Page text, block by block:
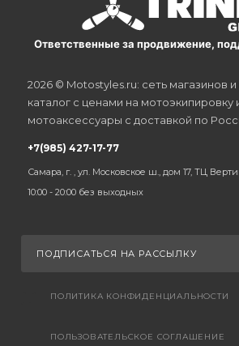
Ответственные за продвижение,
2026 © Motostyles.ru: сеть магазинов
каталог с ценами на мотоэкипировку
мотоаксессуары с доставкой по
+7(985) 427-17-77
Самара, г. , ул. Московское ш., дом 17, ТЦ
10:00 - 20:00 без выходных
ПОДПИСАТЬСЯ НА РАССЫЛКУ
ПОЛИТИКА КОНФИДЕНЦИАЛЬНОСТИ
ПОЛЬЗОВАТЕЛЬСКОЕ СОГЛАШЕНИЕ